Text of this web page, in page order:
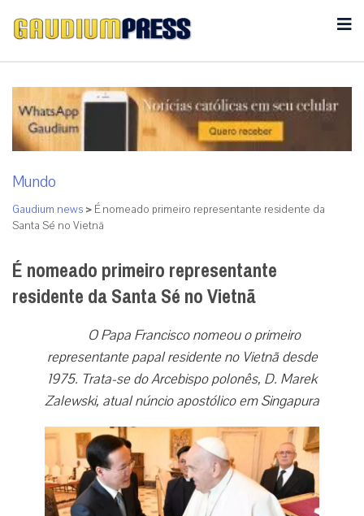
Mundo
Gaudium news > É nomeado primeiro representante residente da
Santa Sé no Vietnã
É nomeado primeiro representante
residente da Santa Sé no Vietnã
O Papa Francisco nomeou o primeiro
representante papal residente no Vietnã desde
1975. Trata-se do Arcebispo polonês, D. Marek
Zalewski, atual núncio apostólico em Singapura